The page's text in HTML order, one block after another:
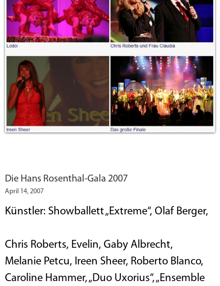
Die Hans Rosenthal-Gala 2007
April 14, 2007
Künstler: Showballett „Extreme“, Olaf Berger,
Chris Roberts, Evelin, Gaby Albrecht,
Melanie Petcu, Ireen Sheer, Roberto Blanco,
Caroline Hammer, „Duo Uxorius“, „Ensemble